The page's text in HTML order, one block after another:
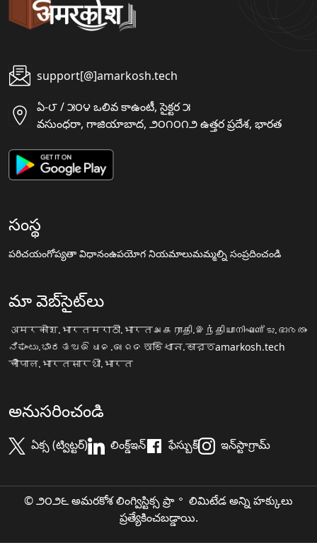
support[@]amarkosh.tech
ఏ-౮ / ౫౦౪ ఒలివ కాఉంటీ, సైక్టర ౫
వసుంధరా, గాజియాబాద, ౨౦౧౦౧౨ ఉత్తర ప్రదేశ, భారత
సంస్థ
పరిచయంగోప్యతా విధానంఉపయోగ నియమాలుమమ్మల్ని సంప్రదించండి
మా వెబ్‌సైట్‌లు
अमरकोश.भारतमराठी.भारतஅகராதி.இந்தியாനിഘണ്ടു.ഭാരതം
ನಿಘಂಟು.ಭಾರತ ଅଭିଧାନ.ଭାରତ অভিধান.ভারতamarkosh.tech
चौपाल.भारतसारथी.भारत
అనుసరించండి
ఏక్స (ట్విట్టర్) లింక్డ్ఇన్ ఫేస్బుక్ ఇన్‌స్టాగ్రామ్
© ౨౦౨౬ అమరకోశ లింగ్విస్టిక్స ప్రా॰ లిమిటేడ అన్ని హక్కులు
ప్రత్యేకించబడ్డాయి.